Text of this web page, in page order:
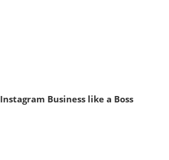
Instagram Business like a Boss